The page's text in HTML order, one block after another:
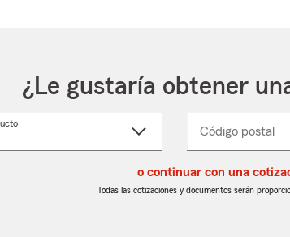
¿Le gustaría obtener
Seleccione
Código postal
de
de
_____
o continuar con una
Todas las cotizaciones y documentos serán